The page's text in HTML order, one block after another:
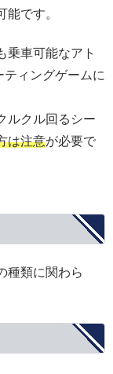
です。
乗車可能なアト
ィングゲームに
ルクル回るシー
は注意が必要で
種類に関わら